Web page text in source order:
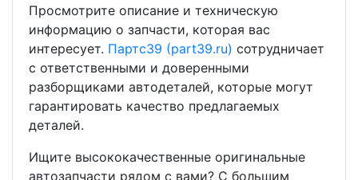
Просмотрите описание и техническую
информацию о запчасти, которая вас
интересует. Партс39 (part39.ru) сотрудничает
с ответственными и доверенными
разборщиками автодеталей, которые могут
гарантировать качество предлагаемых
деталей.
Ищите высококачественные оригинальные
автозапчасти рядом с вами? С большим